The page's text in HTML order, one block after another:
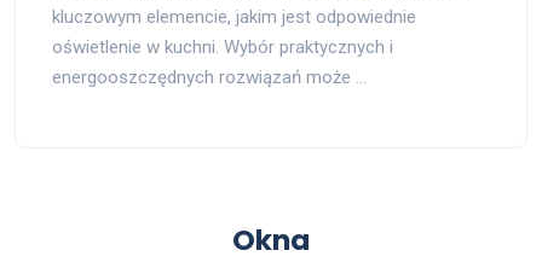
kluczowym elemencie, jakim jest odpowiednie
oświetlenie w kuchni. Wybór praktycznych i
energooszczędnych rozwiązań może …
Okna